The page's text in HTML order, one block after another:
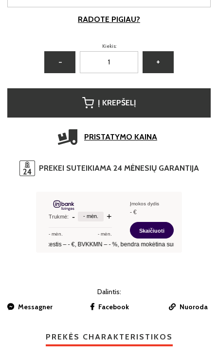
RADOTE PIGIAU?
Kiekis:
− +
Į KREPŠELĮ
PRISTATYMO KAINA
PREKEI SUTEIKIAMA 24 MĖNESIŲ GARANTIJA
Dalintis:
Messagner
Facebook Nuoroda
PREKĖS CHARAKTERISTIKOS